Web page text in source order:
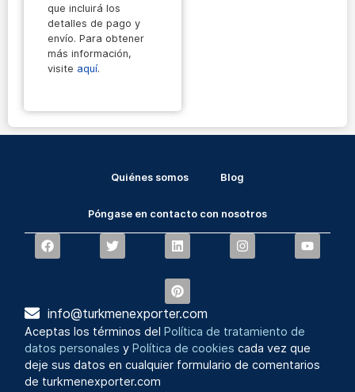
que incluirá los
detalles de pago y
envío. Para obtener
más información,
visite aquí.
Quiénes somos Blog
Póngase en contacto con nosotros
info@turkmenexporter.com
Aceptas los términos delPolítica de tratamiento de
datos personales yPolítica de cookies cada vez que
deje sus datos en cualquier formulario de comentarios
de turkmenexporter.com